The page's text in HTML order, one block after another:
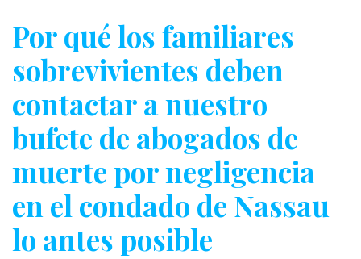
Por qué los familiares
sobrevivientes deben
contactar a nuestro
bufete de abogados de
muerte por negligencia
en el condado de Nassau
lo antes posible